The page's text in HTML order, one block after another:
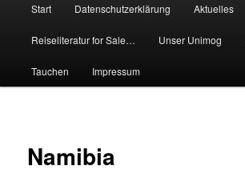
Start Datenschutzerklärung Aktuelles
Reiseliteratur for Sale… Unser Unimog
Tauchen Impressum
Namibia